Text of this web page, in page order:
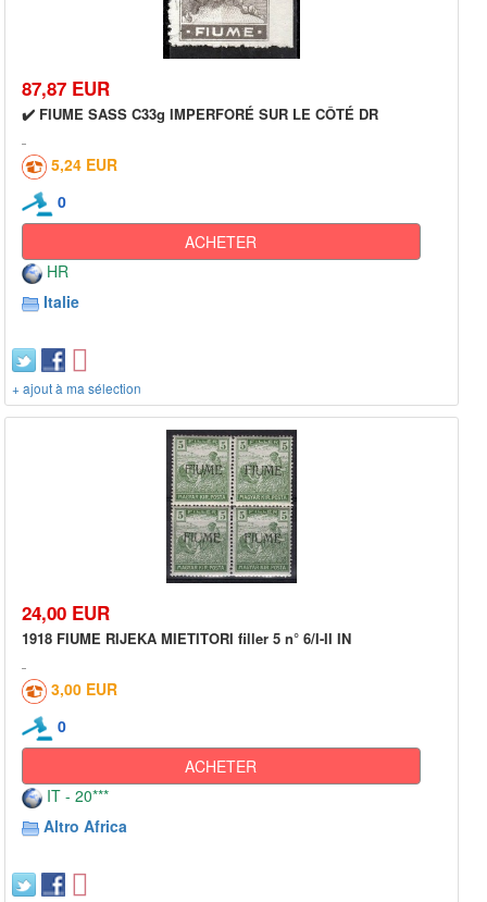
87,87 EUR
✔️ FIUME SASS C33g IMPERFORÉ SUR LE CÔTÉ DR
5,24 EUR
0
ACHETER
HR
Italie
+ ajout à ma sélection
24,00 EUR
1918 FIUME RIJEKA MIETITORI filler 5 n° 6/I-II IN
3,00 EUR
0
ACHETER
IT - 20***
Altro Africa